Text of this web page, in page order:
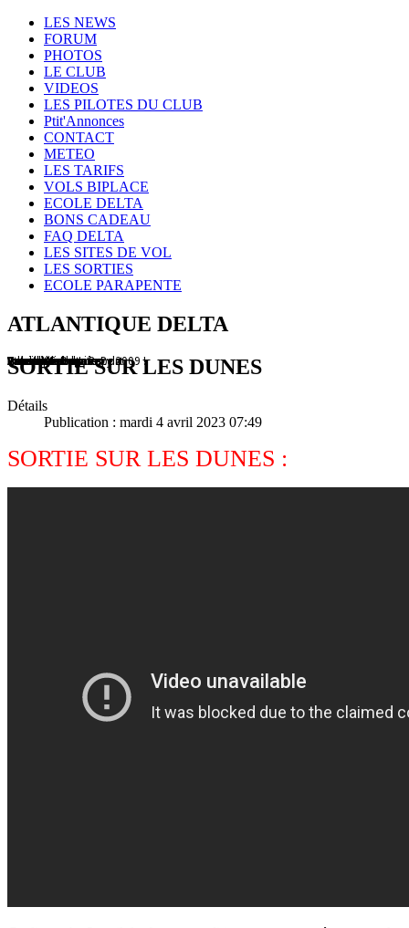
LES NEWS
FORUM
PHOTOS
LE CLUB
VIDEOS
LES PILOTES DU CLUB
Ptit'Annonces
CONTACT
METEO
LES TARIFS
VOLS BIPLACE
ECOLE DELTA
BONS CADEAU
FAQ DELTA
LES SITES DE VOL
LES SORTIES
ECOLE PARAPENTE
ATLANTIQUE DELTA
Treuil à Cabanac
Un club de copains
Lanzarote
Patrick et son Litesport
Vols sur les dunes
Hourtin
Vol sur les dunes
Compétitions
Atlantique Delta Race 2009 !
Vol en Montagne...
Vol sur la dune du Pyla
SORTIE SUR LES DUNES
Détails
Publication : mardi 4 avril 2023 07:49
SORTIE SUR LES DUNES :
Month
Month